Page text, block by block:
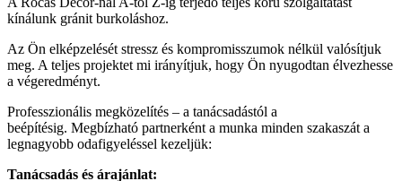
kínálunk gránit burkoláshoz.
Az Ön elképzelését stressz és kompromisszumok nélkül valósítjuk
meg. A teljes projektet mi irányítjuk, hogy Ön nyugodtan élvezhesse
a végeredményt.
Professzionális megközelítés – a tanácsadástól a
beépítésig. Megbízható partnerként a munka minden szakaszát a
legnagyobb odafigyeléssel kezeljük:
Tanácsadás és árajánlat: